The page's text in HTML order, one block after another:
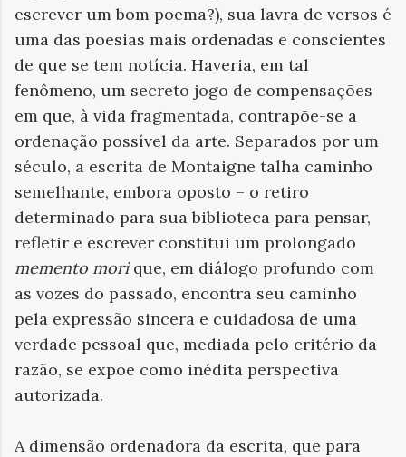
escrever um bom poema?), sua lavra de versos é
uma das poesias mais ordenadas e conscientes
de que se tem notícia. Haveria, em tal
fenômeno, um secreto jogo de compensações
em que, à vida fragmentada, contrapõe-se a
ordenação possível da arte. Separados por um
século, a escrita de Montaigne talha caminho
semelhante, embora oposto – o retiro
determinado para sua biblioteca para pensar,
refletir e escrever constitui um prolongado
memento morique, em diálogo profundo com
as vozes do passado, encontra seu caminho
pela expressão sincera e cuidadosa de uma
verdade pessoal que, mediada pelo critério da
razão, se expõe como inédita perspectiva
autorizada.
A dimensão ordenadora da escrita, que para